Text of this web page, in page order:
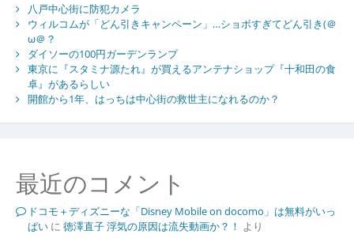
八戸中心街に防犯カメラ
ウィルコムが「どん引きキャンペーン」…ショボすぎてどん引き(＠
ω＠？
ダイソーの100円ガーデンランプ
東京に『スタミナ源たれ』が買えるアンテナショップ『十和田の食
卓』があるらしい
開館から1年、はっちは中心街の救世主になれるのか？
最近のコメント
ドコモ＋ディズニーな「Disney Mobile on docomo」は無料がいっ
ぱいに 徳澤直子 浮気の原因は流失動画か？！ より